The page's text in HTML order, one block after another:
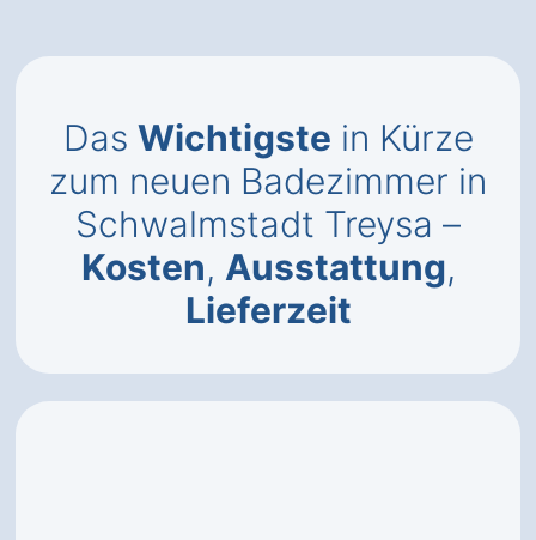
Das Wichtigste in Kürze
zum neuen Badezimmer in
Schwalmstadt Treysa –
Kosten, Ausstattung,
Lieferzeit